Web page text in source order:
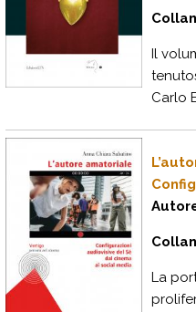
Il
Carlo
La